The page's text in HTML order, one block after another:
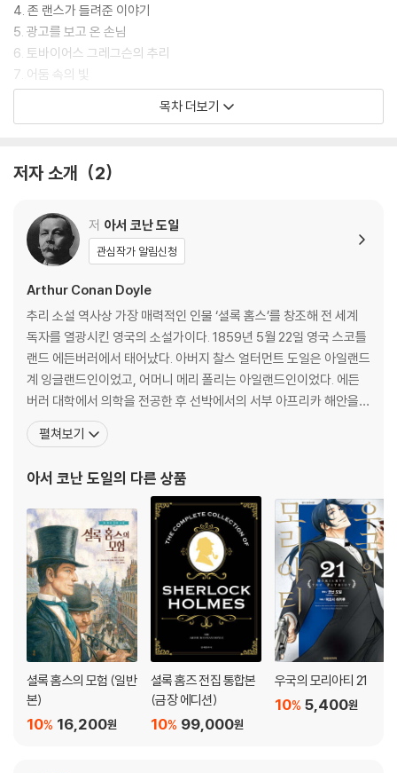
4. 존 랜스가 들려준 이야기
5. 광고를 보고 온 손님
6. 토바이어스 그레그슨의 추리
7. 어둠 속의 빛
2. 유타의 꽃
4. 목숨을 건 도주
5. 복수의 천사들
6. 계속되는 닥터 존 H. 왓슨의 회고담
7. 결말
작품 해설
작가 연보
목차 더보기
저자 소개 2
저 아서 코난 도일
관심작가 알림신청
Arthur Conan Doyle
추리 소설 역사상 가장 매력적인 인물 ‘셜록 홈스’를 창조해 전 세계
독자를 열광시킨 영국의 소설가이다. 1859년 5월 22일 영국 스코틀
랜드 에든버러에서 태어났다. 아버지 찰스 얼터먼트 도일은 아일랜드
계 잉글랜드인이었고, 어머니 메리 폴리는 아일랜드인이었다. 에든
버러 대학에서 의학을 전공한 후 선박에서의 서부 아프리카 해안을
항해하는 등 의사 경험을 거쳐 포츠머스에서 개업하나 환자가 없어
소설을 쓰기 시작했다. 이 시기의 경험은 그의 소설에 폭넓은 소재와
적으로 소설 쓰기를 시작했으며, 그러던 중 188
펼쳐보기
아서 코난 도일의 다른 상품
셜록 홈스의 모험 (일반
본)
16,200원
10%
셜록 홈즈 전집 통합본
(금장 에디션)
99,000원
10%
우국의 모리아티 21
5,400원
10%